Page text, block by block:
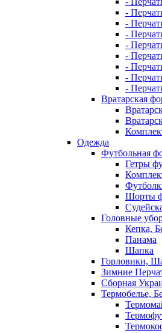
-
-
-
-
-
-
-
-
Вратарская
Одежда
Футбольная
Гетры
Шорты
Головные
Кепка,
Панама
Шапка
Горловики,
Зимние
Сборная
Термобелье,